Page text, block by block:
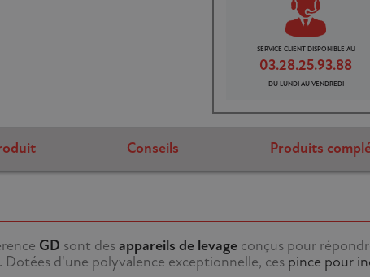
SERVICE CLIENT DISPONIBLE AU
03.28.25.93.88
DU LUNDI AU VENDREDI
Conseils Produits
GD sont desappareils de levage conçus pour
d'une polyvalence exceptionnelle, ces pince pour